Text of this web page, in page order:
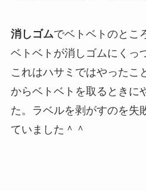
消しゴムでベトベトのとこ
ベトベトが消しゴムにくっ
これはハサミではやったこ
からベトベトを取るときに
た。ラベルを剥がすのを失
ていました＾＾